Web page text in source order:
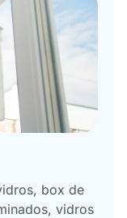
box de
vidros